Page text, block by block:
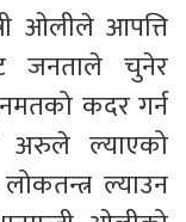
ओलीले आपत्ति
जनताले चुनेर
कदर गर्न
ल्याएको
ल्याउन